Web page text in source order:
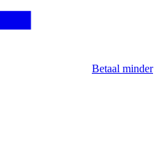
Betaal minder